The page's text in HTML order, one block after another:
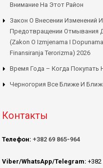
Внимание На Этот Район
Закон О Внесении Изменений
Предотвращении Отмывания
(Zakon O Izmjenama I
Finansiranja Terorizma) 2026
Время Года – Когда
Черногория Все Ближе И
Контакты
Телефон: +382 69 865-964
Viber/WhatsApp/Telegram: +382